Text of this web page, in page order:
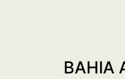
BAHIA